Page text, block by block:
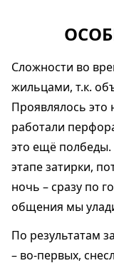
Сложности во
жильцами, т.к.
Проявлялось это
работали
это ещё полбеды.
этапе затирки,
ночь – сразу по
общения мы
По результатам
– во-первых,